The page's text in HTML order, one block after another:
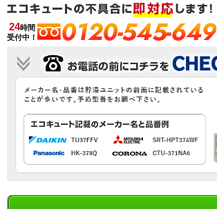
24時間
受付中！
0120-545-649